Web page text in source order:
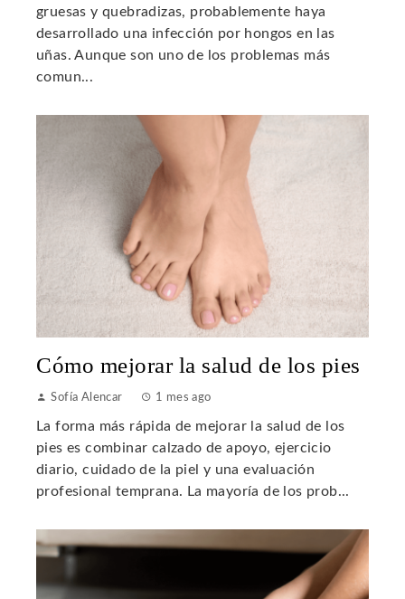
gruesas y quebradizas, probablemente haya
desarrollado una infección por hongos en las
uñas. Aunque son uno de los problemas más
comun...
Cómo mejorar la salud de los pies
Sofía Alencar 1 mes ago
La forma más rápida de mejorar la salud de los
pies es combinar calzado de apoyo, ejercicio
diario, cuidado de la piel y una evaluación
profesional temprana. La mayoría de los prob...